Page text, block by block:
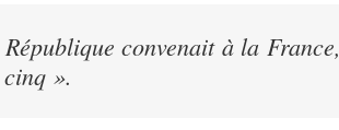
convenait à la
».